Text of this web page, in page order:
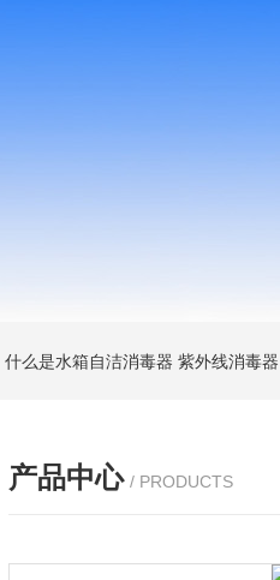
什么是水箱自洁消毒器 紫外线消毒器
产品中心 / PRODUCTS